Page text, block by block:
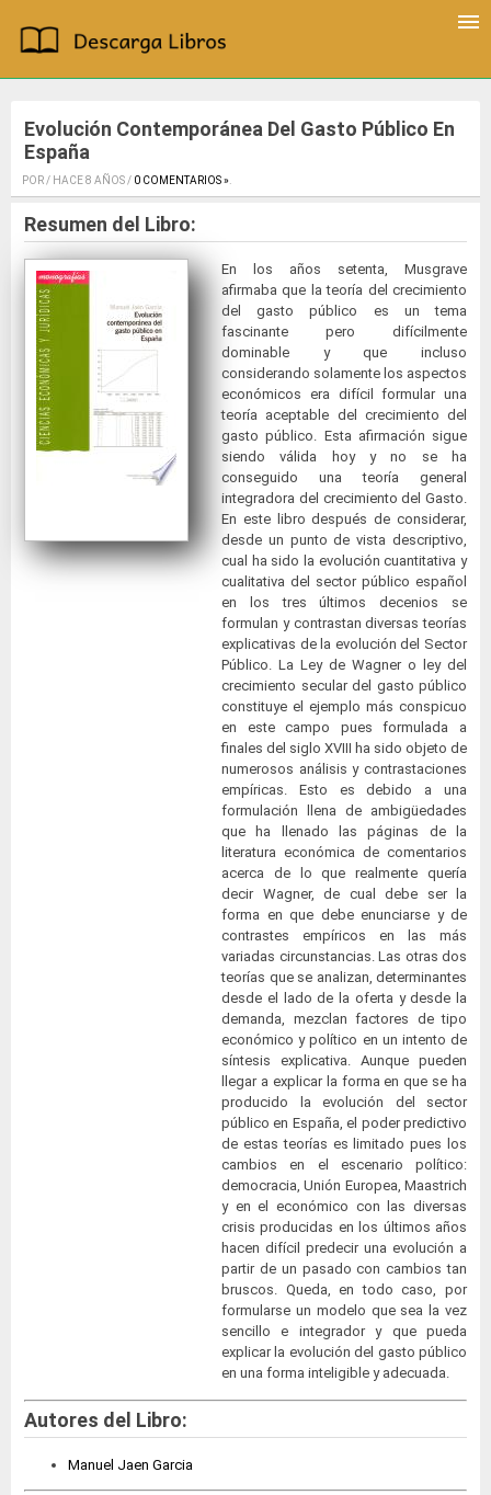
Evolución Contemporánea Del Gasto Público En
España
POR / HACE 8 AÑOS / 0 COMENTARIOS ».
Resumen del Libro:
En los años setenta, Musgrave
afirmaba que la teoría del crecimiento
del gasto público es un tema
fascinante pero difícilmente
dominable y que incluso
considerando solamente los aspectos
económicos era difícil formular una
teoría aceptable del crecimiento del
gasto público. Esta afirmación sigue
siendo válida hoy y no se ha
conseguido una teoría general
integradora del crecimiento del Gasto.
En este libro después de considerar,
desde un punto de vista descriptivo,
cual ha sido la evolución cuantitativa y
cualitativa del sector público español
en los tres últimos decenios se
formulan y contrastan diversas teorías
explicativas de la evolución del Sector
Público. La Ley de Wagner o ley del
crecimiento secular del gasto público
constituye el ejemplo más conspicuo
en este campo pues formulada a
finales del siglo XVIII ha sido objeto de
numerosos análisis y contrastaciones
empíricas. Esto es debido a una
formulación llena de ambigüedades
que ha llenado las páginas de la
literatura económica de comentarios
acerca de lo que realmente quería
decir Wagner, de cual debe ser la
forma en que debe enunciarse y de
contrastes empíricos en las más
variadas circunstancias. Las otras dos
teorías que se analizan, determinantes
desde el lado de la oferta y desde la
demanda, mezclan factores de tipo
económico y político en un intento de
síntesis explicativa. Aunque pueden
llegar a explicar la forma en que se ha
producido la evolución del sector
público en España, el poder predictivo
de estas teorías es limitado pues los
cambios en el escenario político:
democracia, Unión Europea, Maastrich
y en el económico con las diversas
crisis producidas en los últimos años
hacen difícil predecir una evolución a
partir de un pasado con cambios tan
bruscos. Queda, en todo caso, por
formularse un modelo que sea la vez
sencillo e integrador y que pueda
explicar la evolución del gasto público
en una forma inteligible y adecuada.
Autores del Libro:
Manuel Jaen Garcia